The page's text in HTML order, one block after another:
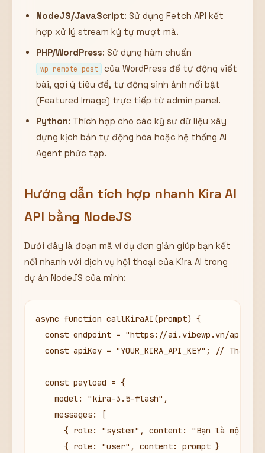
NodeJS/JavaScript: Sử dụng Fetch API kết
hợp xử lý stream ký tự mượt mà.
PHP/WordPress: Sử dụng hàm chuẩn
wp_remote_post
của WordPress để tự động viết
bài, gợi ý tiêu đề, tự động sinh ảnh nổi bật
(Featured Image) trực tiếp từ admin panel.
Python: Thích hợp cho các kỹ sư dữ liệu xây
dựng kịch bản tự động hóa hoặc hệ thống AI
Agent phức tạp.
Hướng dẫn tích hợp nhanh Kira AI
API bằng NodeJS
Dưới đây là đoạn mã ví dụ đơn giản giúp bạn kết
nối nhanh với dịch vụ hội thoại của Kira AI trong
dự án NodeJS của mình:
async function callKiraAI(prompt) {
const endpoint = "https://ai.vibewp.vn/api/
const apiKey = "YOUR_KIRA_API_KEY"; // Thay
  const payload = {
    model: "kira-3.5-flash",
    messages: [
{ role: "system", content: "Bạn là một
      { role: "user", content: prompt }